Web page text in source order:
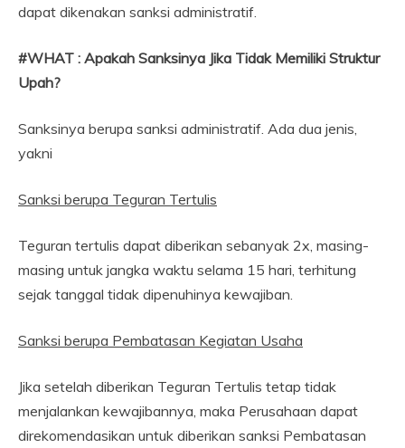
dapat dikenakan sanksi administratif.
#WHAT : Apakah Sanksinya Jika Tidak Memiliki Struktur
Upah?
Sanksinya berupa sanksi administratif. Ada dua jenis,
yakni
Sanksi berupa Teguran Tertulis
Teguran tertulis dapat diberikan sebanyak 2x, masing-
masing untuk jangka waktu selama 15 hari, terhitung
sejak tanggal tidak dipenuhinya kewajiban.
Sanksi berupa Pembatasan Kegiatan Usaha
Jika setelah diberikan Teguran Tertulis tetap tidak
menjalankan kewajibannya, maka Perusahaan dapat
direkomendasikan untuk diberikan sanksi Pembatasan